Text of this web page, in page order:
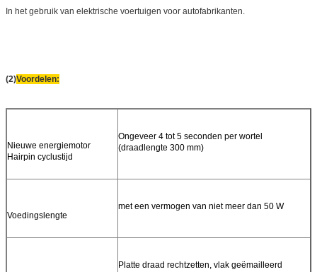
In het gebruik van elektrische voertuigen voor autofabrikanten.
(2)Voordelen:
Nieuwe energiemotor
Hairpin cyclustijd
Ongeveer 4 tot 5 seconden per wortel
(draadlengte 300 mm)
Voedingslengte
met een vermogen van niet meer dan 50 W
Platte draad rechtzetten, vlak geëmailleerd